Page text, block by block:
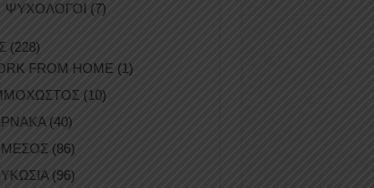
ΨΥΧΟΛΟΓΟΙ (7)
(228)
FROM HOME (1)
(10)
(40)
(86)
(96)